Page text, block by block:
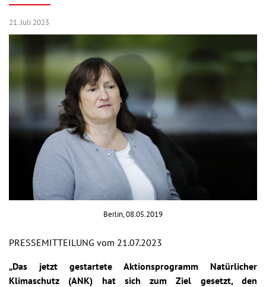
21. Juli 2023
Berlin, 08.05.2019
PRESSEMITTEILUNG vom 21.07.2023
„Das jetzt gestartete Aktionsprogramm Natürlicher
Klimaschutz (ANK) hat sich zum Ziel gesetzt, den